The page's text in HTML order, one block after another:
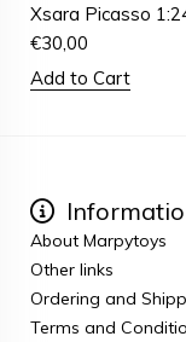
Xsara Picasso
€30,00
Add to Cart
About Marpytoys
Other links
Ordering and
Terms and